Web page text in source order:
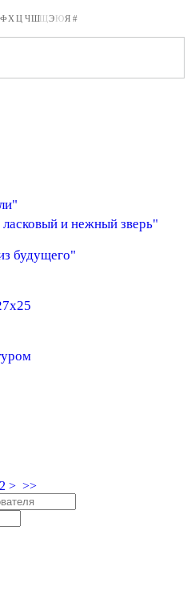
ФХ Ц ЧШЩЭ ЮЯ #
и нежный зверь"
будущего"
2 > >>